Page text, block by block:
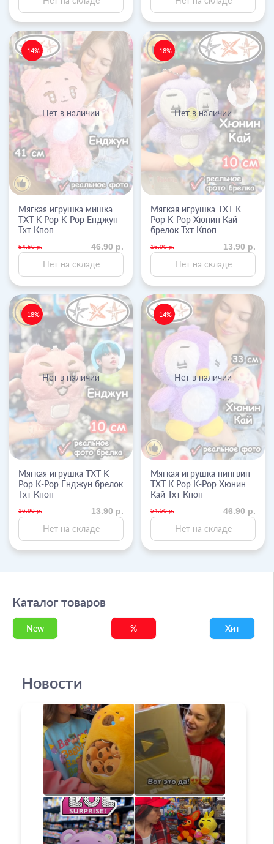
Нет в наличии
-14%
Мягкая игрушка мишка
TXT K Pop K-Pop Енджун
Тхт Кпоп
54.50 р. 46.90 р.
Нет на складе
Нет в наличии
-18%
Мягкая игрушка TXT K
Pop K-Pop Хюнин Кай
брелок Тхт Кпоп
16.90 р. 13.90 р.
Нет на складе
Нет в наличии
-18%
Мягкая игрушка TXT K
Pop K-Pop Енджун брелок
Тхт Кпоп
16.90 р. 13.90 р.
Нет на складе
Нет в наличии
-14%
Мягкая игрушка пингвин
TXT K Pop K-Pop Хюнин
Кай Тхт Кпоп
54.50 р. 46.90 р.
Нет на складе
Каталог товаров
New % Хит
Новости